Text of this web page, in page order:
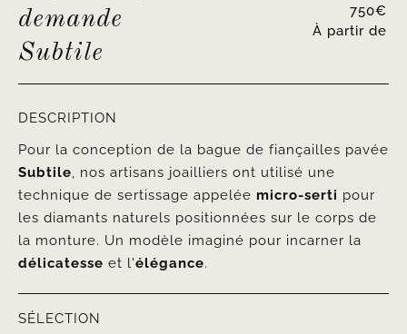
demande
Subtile
À partir de
750€
DESCRIPTION
Pour la conception de la bague de fiançailles pavée
Subtile, nos artisans joailliers ont utilisé une
technique de sertissage appelée micro-serti pour
les diamants naturels positionnées sur le corps de
la monture. Un modèle imaginé pour incarner la
délicatesse et l'élégance.
SÉLECTION